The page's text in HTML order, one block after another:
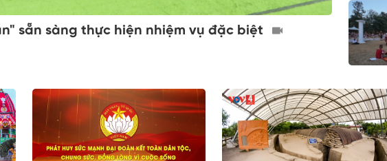
sẵn sàng thực hiện nhiệm vụ đặc biệt